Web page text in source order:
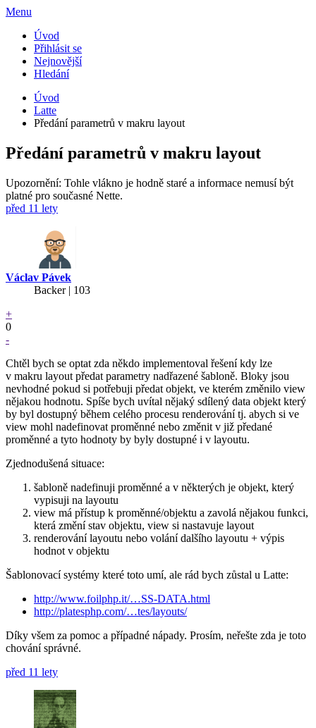
Menu
Úvod
Přihlásit se
Nejnovější
Hledání
Úvod
Latte
Předání parametrů v makru layout
Předání parametrů v makru layout
Upozornění: Tohle vlákno je hodně staré a informace nemusí být
platné pro současné Nette.
před 11 lety
Václav Pávek
Backer| 103
+
0
-
Chtěl bych se optat zda někdo implementoval řešení kdy lze
v makru layout předat parametry nadřazené šabloně. Bloky jsou
nevhodné pokud si potřebuji předat objekt, ve kterém změnilo view
nějakou hodnotu. Spíše bych uvítal nějaký sdílený data objekt který
by byl dostupný během celého procesu renderování tj. abych si ve
view mohl nadefinovat proměnné nebo změnit v již předané
proměnné a tyto hodnoty by byly dostupné i v layoutu.
Zjednodušená situace:
šabloně nadefinuji proměnné a v některých je objekt, který
vypisuji na layoutu
view má přístup k proměnné/objektu a zavolá nějakou funkci,
která změní stav objektu, view si nastavuje layout
renderování layoutu nebo volání dalšího layoutu + výpis
hodnot v objektu
Šablonovací systémy které toto umí, ale rád bych zůstal u Latte:
http://www.foilphp.it/…SS-DATA.html
http://platesphp.com/…tes/layouts/
Díky všem za pomoc a případné nápady. Prosím, neřešte zda je toto
chování správné.
před 11 lety